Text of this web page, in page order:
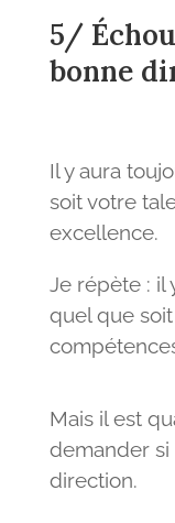
5/
bonne
Il y aura
soit votre
excellence.
Je répète : il
quel que
Mais il est
demander si
direction.